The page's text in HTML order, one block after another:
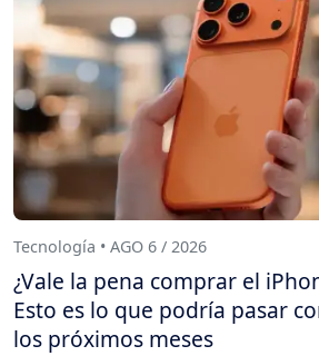
Tecnología • AGO 6 / 2026
¿Vale la pena comprar el
Esto es lo que podría pasar
los próximos meses